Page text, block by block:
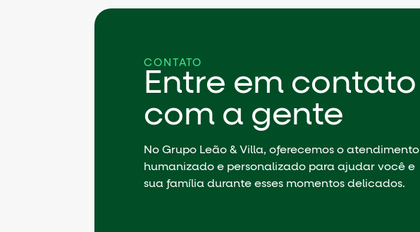
CONTATO
Entre em contato
com a gente
No Grupo Leão & Villa, oferecemos o atendimento
humanizado e personalizado para ajudar você e
sua família durante esses momentos delicados.